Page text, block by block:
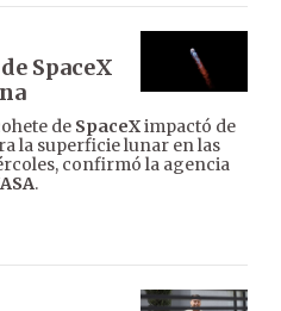
SpaceX
de SpaceXimpactó de
la superficie lunar en las
confirmó la agencia
.